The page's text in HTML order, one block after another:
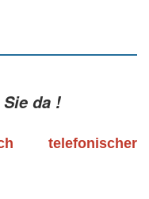
da !
telefonischer